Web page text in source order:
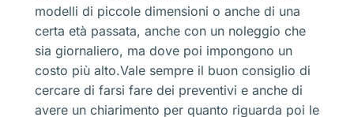
modelli di piccole dimensioni o anche di una
certa età passata, anche con un noleggio che
sia giornaliero, ma dove poi impongono un
costo più alto.Vale sempre il buon consiglio di
cercare di farsi fare dei preventivi e anche di
avere un chiarimento per quanto riguarda poi le